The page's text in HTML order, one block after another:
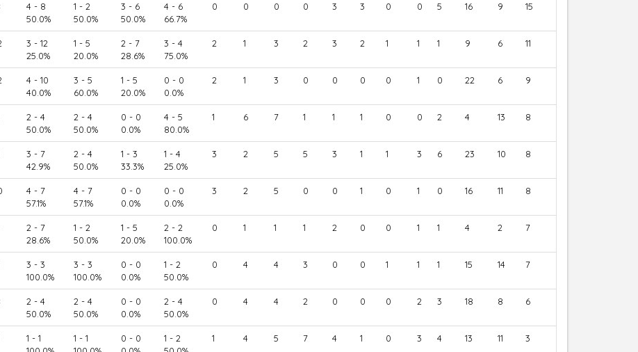
4 - 8
50.0%
1 - 2
50.0%
3 - 6
50.0%
4 - 6
66.7%
0 0 0 0 3 3 0 0 5 16 9 15
3 - 12
25.0%
1 - 5
20.0%
2 - 7
28.6%
3 - 4
75.0%
2 1 3 2 3 2 1 1 1 9 6 11
4 - 10
40.0%
3 - 5
60.0%
1 - 5
20.0%
0 - 0
0.0%
2 1 3 0 0 0 0 1 0 22 6 9
2 - 4
50.0%
2 - 4
50.0%
0 - 0
0.0%
4 - 5
80.0%
1 6 7 1 1 1 0 0 2 4 13 8
3 - 7
42.9%
2 - 4
50.0%
1 - 3
33.3%
1 - 4
25.0%
3 2 5 5 3 1 1 3 6 23 10 8
4 - 7
57.1%
4 - 7
57.1%
0 - 0
0.0%
0 - 0
0.0%
3 2 5 0 0 1 0 1 0 16 11 8
2 - 7
28.6%
1 - 2
50.0%
1 - 5
20.0%
2 - 2
100.0%
0 1 1 1 2 0 0 1 1 4 2 7
3 - 3
100.0%
3 - 3
100.0%
0 - 0
0.0%
1 - 2
50.0%
0 4 4 3 0 0 1 1 1 15 14 7
2 - 4
50.0%
2 - 4
50.0%
0 - 0
0.0%
2 - 4
50.0%
0 4 4 2 0 0 0 2 3 18 8 6
1 - 1
1 - 1
0 - 0
1 - 2
1 4 5 7 4 1 0 3 4 13 11 3